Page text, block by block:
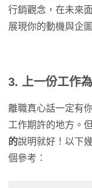
行銷觀念，在未來
展現你的動機與企
3. 上一份工作
離職真心話一定有
工作期許的地方。
的說明就好！以下
個參考：